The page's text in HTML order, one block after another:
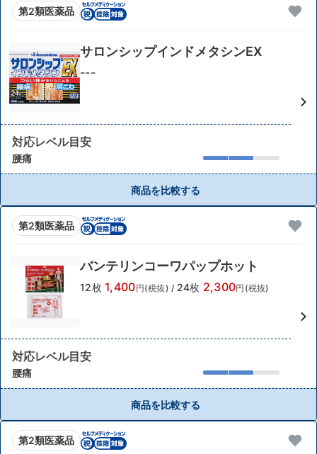
第2類医薬品
サロンシップインドメタシンEX
---
対応レベル目安
腰痛
商品を比較する
第2類医薬品
バンテリンコーワパップホット
12枚 1,400円(税抜) / 24枚 2,300円(税抜)
対応レベル目安
腰痛
商品を比較する
第2類医薬品